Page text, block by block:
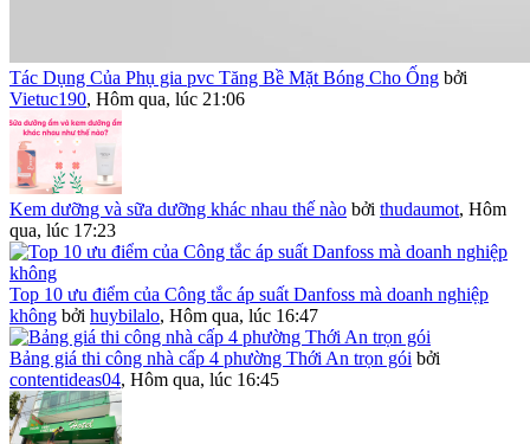
Tác Dụng Của Phụ gia pvc Tăng Bề Mặt Bóng Cho Ống bởi
Vietuc190, Hôm qua, lúc 21:06
Kem dưỡng và sữa dưỡng khác nhau thế nào bởi thudaumot, Hôm
qua, lúc 17:23
Top 10 ưu điểm của Công tắc áp suất Danfoss mà doanh nghiệp
không bởi huybilalo, Hôm qua, lúc 16:47
Bảng giá thi công nhà cấp 4 phường Thới An trọn gói bởi
contentideas04, Hôm qua, lúc 16:45